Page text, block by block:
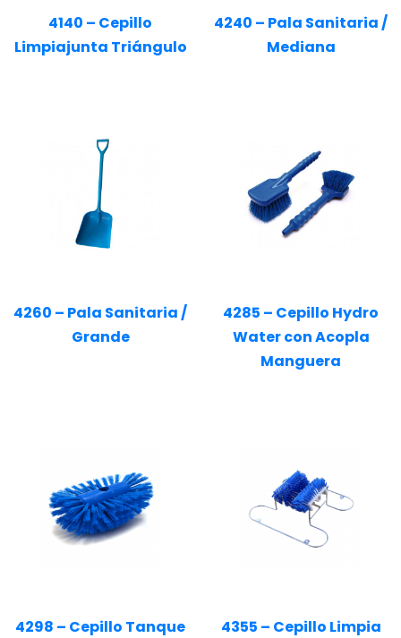
4140 – Cepillo
Limpiajunta Triángulo
4240 – Pala Sanitaria /
Mediana
4260 – Pala Sanitaria /
Grande
4285 – Cepillo Hydro
Water con Acopla
Manguera
4298 – Cepillo Tanque
4355 – Cepillo Limpia